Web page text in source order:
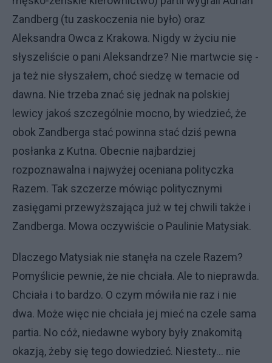
Zandberg (tu zaskoczenia nie było) oraz
Aleksandra Owca z Krakowa. Nigdy w życiu nie
słyszeliście o pani Aleksandrze? Nie martwcie się -
ja też nie słyszałem, choć siedzę w temacie od
dawna. Nie trzeba znać się jednak na polskiej
lewicy jakoś szczególnie mocno, by wiedzieć, że
obok Zandberga stać powinna stać dziś pewna
posłanka z Kutna. Obecnie najbardziej
rozpoznawalna i najwyżej oceniana polityczka
Razem. Tak szczerze mówiąc politycznymi
zasięgami przewyższająca już w tej chwili także i
Zandberga. Mowa oczywiście o Paulinie Matysiak.
Dlaczego Matysiak nie stanęła na czele Razem?
Pomyślicie pewnie, że nie chciała. Ale to nieprawda.
Chciała i to bardzo. O czym mówiła nie raz i nie
dwa. Może więc nie chciała jej mieć na czele sama
partia. No cóż, niedawne wybory były znakomitą
okazją, żeby się tego dowiedzieć. Niestety… nie